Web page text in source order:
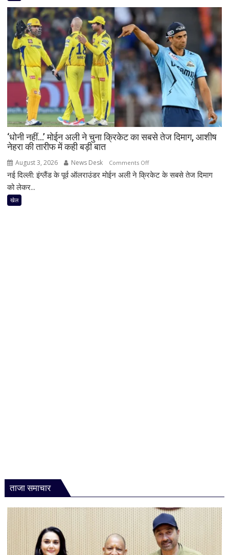
जरूरत
के
बल्लेबाज
ने
रचा
इतिहास!
अब्दुल्ला
शफीक
के
160
से
वेस्टइंडीज
पर
की
मजबूत
‘धोनी नहीं…’ मोईन अली ने चुना क्रिकेट का सबसे तेज दिमाग, आशीष
नेहरा की तारीफ में कही बड़ी बात
August 3, 2026 News Desk Comments Offon
‘धोनी
नई दिल्ली: इंग्लैंड के पूर्व ऑलराउंडर मोईन अली ने क्रिकेट के सबसे तेज दिमाग
को लेकर...
खेल
ताजा समाचार